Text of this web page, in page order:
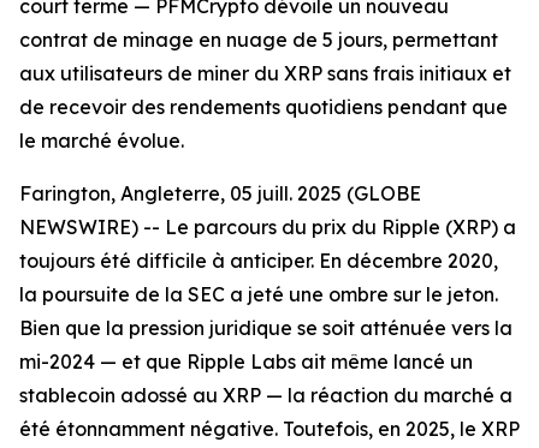
court terme — PFMCrypto dévoile un nouveau
contrat de minage en nuage de 5 jours, permettant
aux utilisateurs de miner du XRP sans frais initiaux et
de recevoir des rendements quotidiens pendant que
le marché évolue.
Farington, Angleterre, 05 juill. 2025 (GLOBE
NEWSWIRE) -- Le parcours du prix du Ripple (XRP) a
toujours été difficile à anticiper. En décembre 2020,
la poursuite de la SEC a jeté une ombre sur le jeton.
Bien que la pression juridique se soit atténuée vers la
mi-2024 — et que Ripple Labs ait même lancé un
stablecoin adossé au XRP — la réaction du marché a
été étonnamment négative. Toutefois, en 2025, le XRP